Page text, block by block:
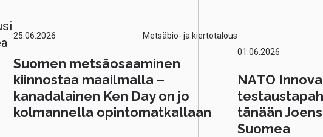
25.06.2026 Metsäbio- ja kiertotalous
Suomen metsäosaaminen
kiinnostaa maailmalla –
kanadalainen Ken Day on jo
kolmannella opintomatkallaan
01.06.2026
NATO
tänään
Suomea